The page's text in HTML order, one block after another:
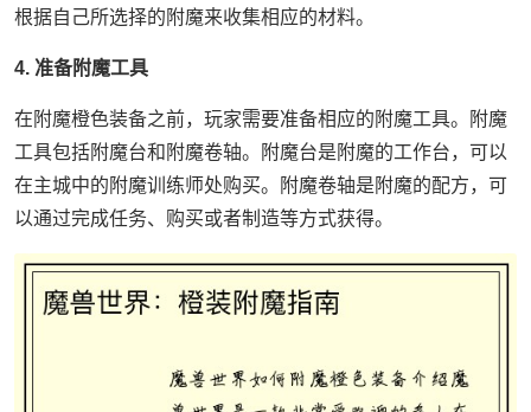
根据自己所选择的附魔来收集相应的材料。
4. 准备附魔工具
在附魔橙色装备之前，玩家需要准备相应的附魔工具。附魔
工具包括附魔台和附魔卷轴。附魔台是附魔的工作台，可以
在主城中的附魔训练师处购买。附魔卷轴是附魔的配方，可
以通过完成任务、购买或者制造等方式获得。